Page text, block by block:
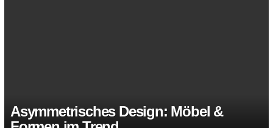
Asymmetrisches Design: Möbel &